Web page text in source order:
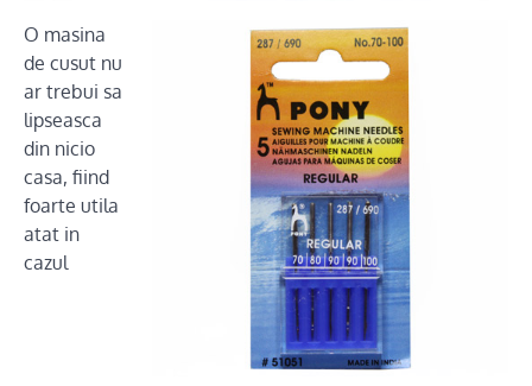
O masina
de cusut nu
ar trebui sa
lipseasca
din nicio
casa, fiind
foarte utila
atat in
cazul